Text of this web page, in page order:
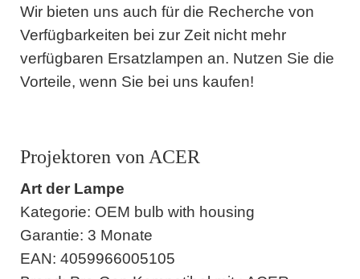
Wir bieten uns auch für die Recherche von
Verfügbarkeiten bei zur Zeit nicht mehr
verfügbaren Ersatzlampen an. Nutzen Sie die
Vorteile, wenn Sie bei uns kaufen!
Projektoren von ACER
Art der Lampe
Kategorie: OEM bulb with housing
Garantie: 3 Monate
EAN: 4059966005105